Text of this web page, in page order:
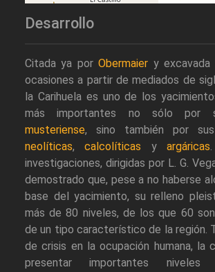
Desarrollo
Citada ya porObermaier y excavada
ocasiones a partir de mediados de
la Carihuela es uno de los
más importantes no sólo por
musteriense, sino también por sus
neolíticas,calcolíticas yargáricas
investigaciones, dirigidas por L. G.
demostrado que, pese a no haberse
base del yacimiento, su relleno
más de 80 niveles, de los que 60
de un tipo característico de la región.
de crisis en la ocupación humana, la
presentar importantes